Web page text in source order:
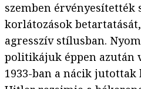
szemben érvényesítették
korlátozások
agresszív stílusban.
politikájuk éppen azután
1933-ban a nácik